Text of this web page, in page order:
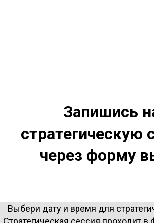
Запишись
стратегическую
через форму
Выбери дату и время для
Стратегическая сессия проходит в